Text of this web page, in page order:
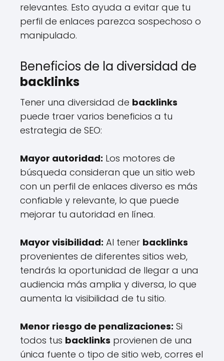
relevantes. Esto ayuda a evitar que tu
perfil de enlaces parezca sospechoso o
manipulado.
Beneficios de la diversidad de
backlinks
Tener una diversidad de backlinks
puede traer varios beneficios a tu
estrategia de SEO:
Mayor autoridad: Los motores de
búsqueda consideran que un sitio web
con un perfil de enlaces diverso es más
confiable y relevante, lo que puede
mejorar tu autoridad en línea.
Mayor visibilidad: Al tener backlinks
provenientes de diferentes sitios web,
tendrás la oportunidad de llegar a una
audiencia más amplia y diversa, lo que
aumenta la visibilidad de tu sitio.
Menor riesgo de penalizaciones: Si
todos tus backlinks provienen de una
única fuente o tipo de sitio web, corres el